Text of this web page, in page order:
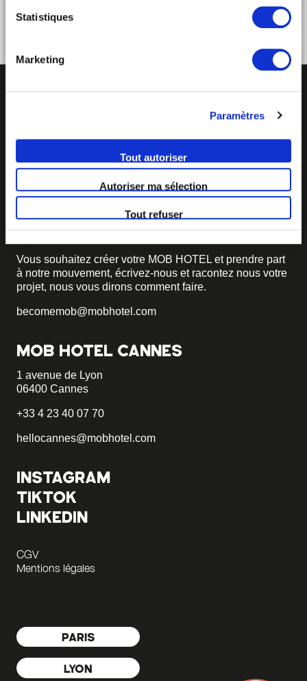
autoriser ma sélection ». Vous pouvez retirer votre
consentement à tout moment via notre outil de
relative aux cookies sous l’onglet « mentions légales ».
Statistiques
Marketing
Paramètres
Tout autoriser
Autoriser ma sélection
Tout refuser
BECOME MOB
MOB HOTEL se développe en un véritable mouvement
Vous souhaitez créer votre MOB HOTEL et prendre part
à notre mouvement, écrivez-nous et racontez nous votre
projet, nous vous dirons comment faire.
becomemob@mobhotel.com
MOB HOTEL CANNES
1 avenue de Lyon
06400 Cannes
+33 4 23 40 07 70
hellocannes@mobhotel.com
INSTAGRAM
TIKTOK
LINKEDIN
CGV
Mentions légales
PARIS
LYON